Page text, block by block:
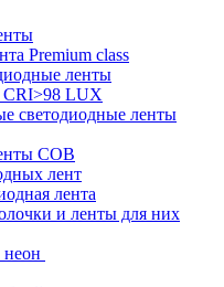
Premium class
ленты
LUX
светодиодные ленты
COB
лент
лента
и ленты для них